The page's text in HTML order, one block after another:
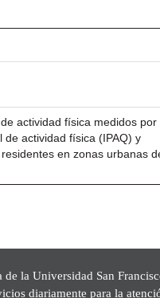
actividad física medidos por
de actividad física (IPAQ) y
en zonas urbanas
de la Universidad San
diariamente para la